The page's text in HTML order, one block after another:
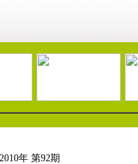
10:17 09:13
年 第92期